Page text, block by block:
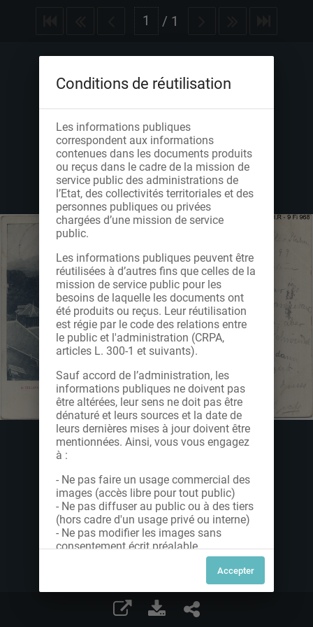
/ 1
Conditions de réutilisation
Les informations publiques
correspondent aux informations
contenues dans les documents produits
ou reçus dans le cadre de la mission de
service public des administrations de
l’Etat, des collectivités territoriales et des
personnes publiques ou privées
chargées d’une mission de service
public.
Les informations publiques peuvent être
réutilisées à d’autres fins que celles de la
mission de service public pour les
besoins de laquelle les documents ont
été produits ou reçus. Leur réutilisation
est régie par le code des relations entre
le public et l'administration (CRPA,
articles L. 300-1 et suivants).
Sauf accord de l’administration, les
informations publiques ne doivent pas
être altérées, leur sens ne doit pas être
dénaturé et leurs sources et la date de
leurs dernières mises à jour doivent être
mentionnées. Ainsi, vous vous engagez
à :
- Ne pas faire un usage commercial des
images (accès libre pour tout public)
- Ne pas diffuser au public ou à des tiers
(hors cadre d'un usage privé ou interne)
- Ne pas modifier les images sans
consentement écrit préalable
Dans le cas contraire, nous vous invitons
à nous contacter afin de solliciter le type
de Licence souhaitée parmi celles
proposées et le cas échéant, acquitter